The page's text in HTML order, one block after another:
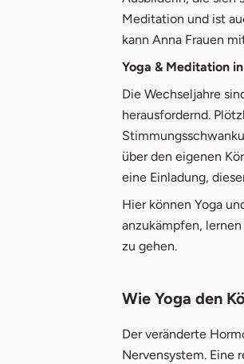
3. Metta-
5. Angebote
Meditation und ist
kann Anna Frauen
Yoga & Meditation
Die Wechseljahre
herausfordernd.
über den eigenen
eine Einladung,
Hier können Yoga
anzukämpfen,
zu gehen.
Wie Yoga den
Der veränderte
Nervensystem. Eine